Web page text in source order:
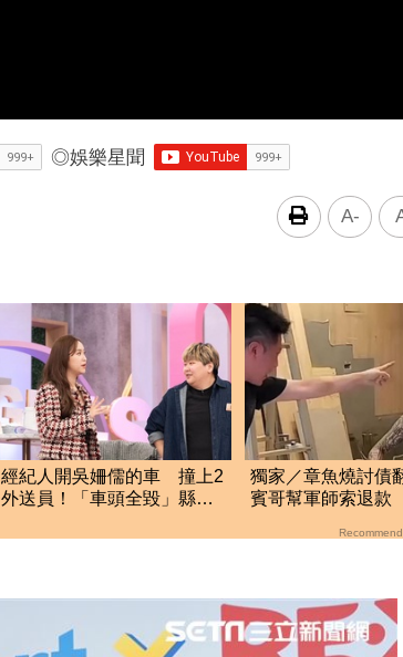
◎娛樂星聞
A-
經紀人開吳姍儒的車 撞上2
外送員！「車頭全毀」縣況
獨家／章魚燒討債
賓哥幫軍師索退